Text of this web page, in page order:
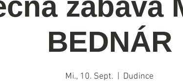
zábava
BEDNÁR
Mi., 10. Sept. Dudince